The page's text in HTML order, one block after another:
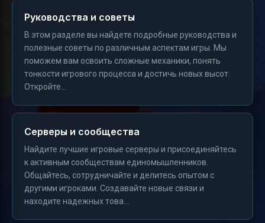
Руководства и советы
В этом разделе вы найдете подробные руководства и
полезные советы по различным аспектам игры. Мы
поможем вам освоить сложные механики, понять
тонкости игрового процесса и достичь новых высот.
Откройте...
Серверы и сообщества
Найдите лучшие игровые серверы и присоединяйтесь
к активным сообществам единомышленников.
Общайтесь, сотрудничайте и делитесь опытом с
другими игроками. Создавайте новые связи и
находите надежных това...